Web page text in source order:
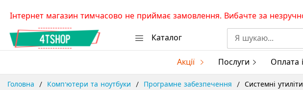
Skip
Content
Інтернет магазин тимчасово не приймає замовлення. Вибачте за
Каталог
Акції Послуги Оплата
Головна Комп'ютери та ноутбуки Програмне забезпечення Системні утиліти